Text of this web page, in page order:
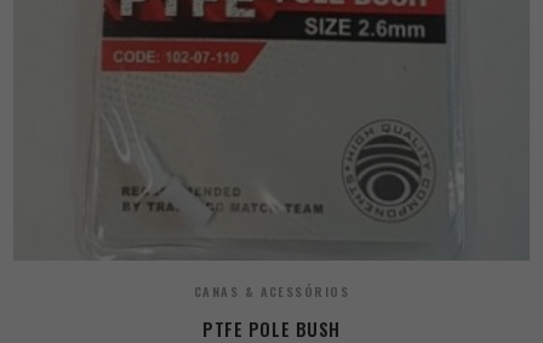
CANAS & ACESSÓRIOS
PTFE POLE BUSH